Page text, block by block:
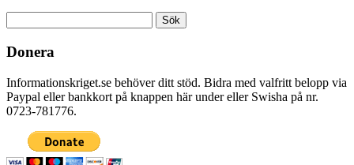
efter:
Donera
Informationskriget.se behöver ditt stöd. Bidra med valfritt belopp via
Paypal eller bankkort på knappen här under eller Swisha på nr.
0723-781776.